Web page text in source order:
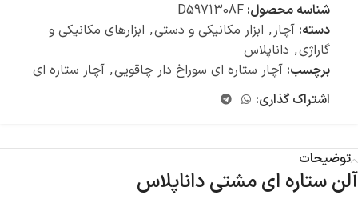
شناسه محصول: D5971308F
دسته: آچار, ابزار مکانیکی و دستی, ابزارهای مکانیکی و
گاراژی, داناپلاس
برچسب: آچار ستاره اي سوراخ دار چاقویی, آچار ستاره ای
اشتراک گذاری:
توضیحات
آلن ستاره ای مشتی داناپلاس